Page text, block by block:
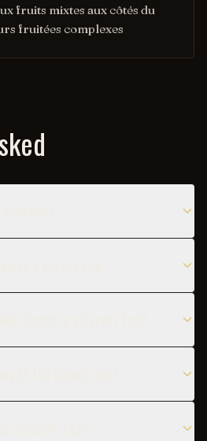
fruits mixtes aux côtés du
fruitées complexes